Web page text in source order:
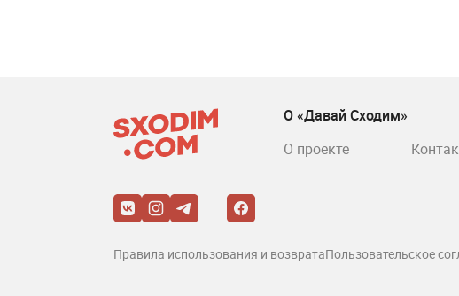
О «Давай Сходим»
О проекте
Правила использования и возвратаПользовательское